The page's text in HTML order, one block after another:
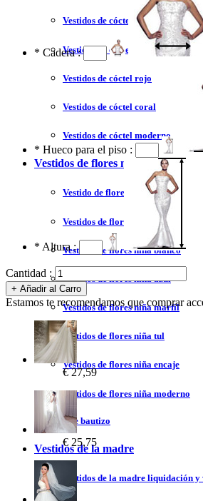
Vestidos de cóctel sin tirantes
Vestidos de cóctel azul
Vestidos de cóctel rojo
Vestidos de cóctel coral
Vestidos de cóctel moderno
Vestidos de flores niña
Vestido de flores niña liquidación
Vestidos de flores niña 2023
Vestidos de flores niña blanco
Vestidos de flores niña azul
Vestidos de flores niña marfil
Vestidos de flores niña tul
Vestidos de flores niña encaje
Vestidos de flores niña moderno
Vestidos de bautizo
Vestidos de la madre
Vestidos de la madre liquidación y
* Cadera :
* Hueco para el piso :
* Altura :
Cantidad :
Estamos te recomendamos que comprar
€ 27,59
€ 25,75